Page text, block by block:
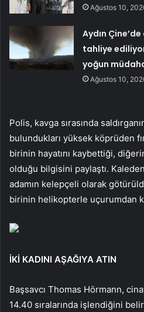
Ağustos 10,
Aydın
tahliye
yoğun
Ağustos 10,
Polis, kavga sırasında
bulundukları yüksek köprüden
birinin hayatını kaybettiği,
olduğu bilgisini paylaştı.
adamın kelepçeli olarak
birinin helikopterle uçurumdan
İKİ KADINI AŞAĞIYA ATIN
Başsavcı Thomas Hörmann,
14.40 sıralarında işlendiğini